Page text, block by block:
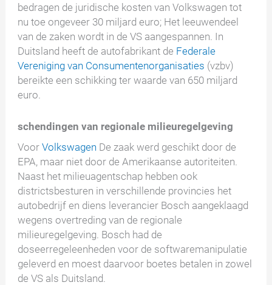
bedragen de juridische kosten van Volkswagen tot
nu toe ongeveer 30 miljard euro; Het leeuwendeel
van de zaken wordt in de VS aangespannen. In
Duitsland heeft de autofabrikant de Federale
Vereniging van Consumentenorganisaties (vzbv)
bereikte een schikking ter waarde van 650 miljard
euro.
schendingen van regionale milieuregelgeving
VoorVolkswagen De zaak werd geschikt door de
EPA, maar niet door de Amerikaanse autoriteiten.
Naast het milieuagentschap hebben ook
districtsbesturen in verschillende provincies het
autobedrijf en diens leverancier Bosch aangeklaagd
wegens overtreding van de regionale
milieuregelgeving. Bosch had de
doseerregeleenheden voor de softwaremanipulatie
geleverd en moest daarvoor boetes betalen in zowel
de VS als Duitsland.